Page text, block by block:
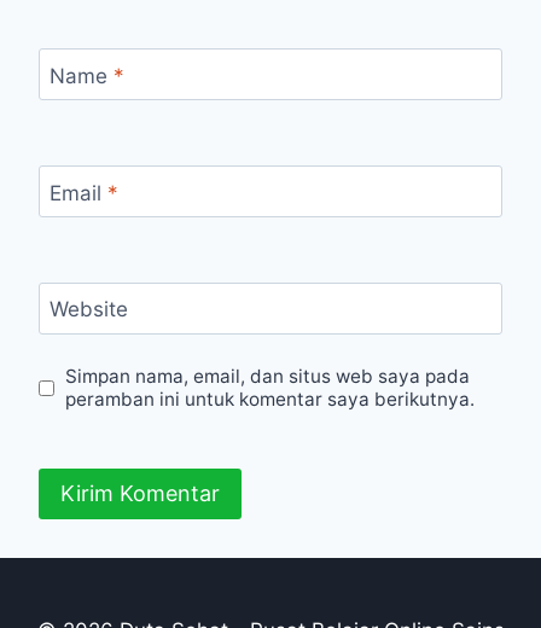
Name *
Email *
Website
Simpan nama, email, dan situs web saya pada
peramban ini untuk komentar saya berikutnya.